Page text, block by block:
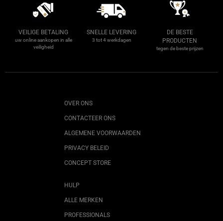
VEILIGE BETALING
uw online aankopen in alle
veiligheid
SNELLE LEVERING
3 tot 4 werkdagen
DE BESTE
PRODUCTEN
tegen de beste prijzen
OVER ONS
CONTACTEER ONS
ALGEMENE VOORWAARDEN
PRIVACY BELEID
CONCEPT STORE
HULP
ALLE MERKEN
PROFESSIONALS